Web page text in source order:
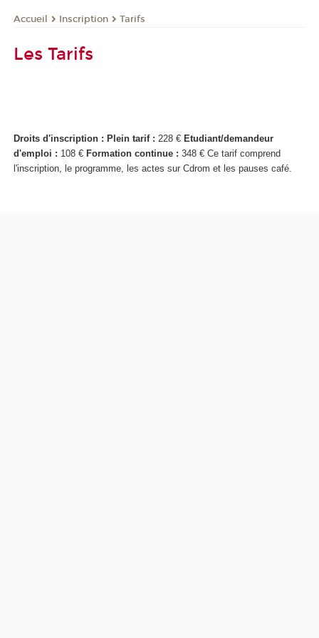
Accueil Inscription Tarifs
Les Tarifs
Droits d'inscription : Plein tarif : 228 € Etudiant/demandeur
d'emploi : 108 € Formation continue : 348 € Ce tarif comprend
l'inscription, le programme, les actes sur Cdrom et les pauses café.